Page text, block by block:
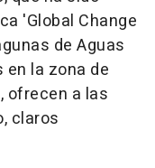
'Global Change
de Aguas
en la zona de
ofrecen a las
claros